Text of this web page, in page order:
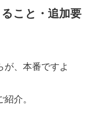
こと・追加要
が、本番ですよ
介。